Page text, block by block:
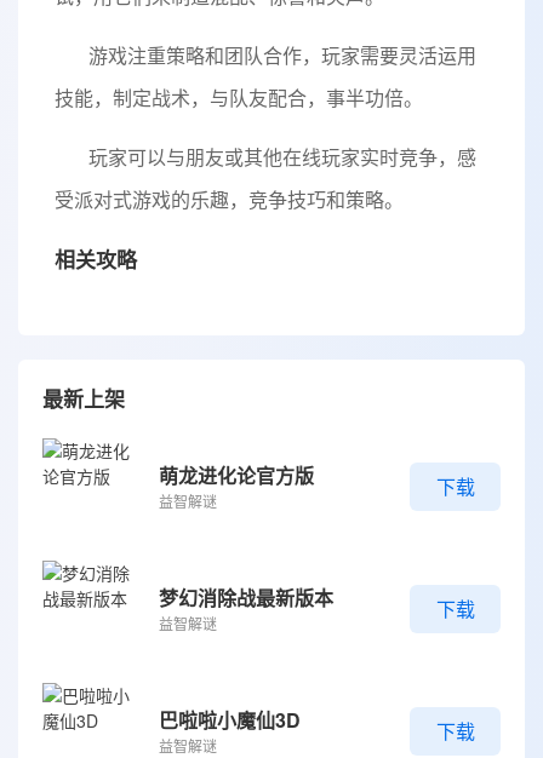
游戏注重策略和团队合作，玩家需要灵活运用
技能，制定战术，与队友配合，事半功倍。
玩家可以与朋友或其他在线玩家实时竞争，感
受派对式游戏的乐趣，竞争技巧和策略。
相关攻略
最新上架
萌龙进化论官方版
益智解谜
下载
梦幻消除战最新版本
益智解谜
下载
巴啦啦小魔仙3D
益智解谜
下载